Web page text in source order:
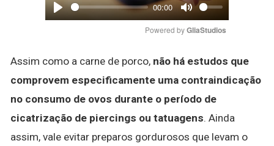
Play
00:00
Mute
Powered by GliaStudios
Assim como a carne de porco, não há estudos que
comprovem especificamente uma contraindicação
no consumo de ovos durante o período de
cicatrização de piercings ou tatuagens. Ainda
assim, vale evitar preparos gordurosos que levam o